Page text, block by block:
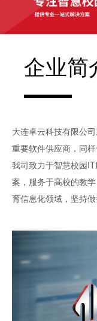
合作伙伴
联系我们
企业简
大连卓云科技有限公
重要软件供应商，同样
我司致力于智慧校园
案，服务于高校的教
育信息化领域，坚持做